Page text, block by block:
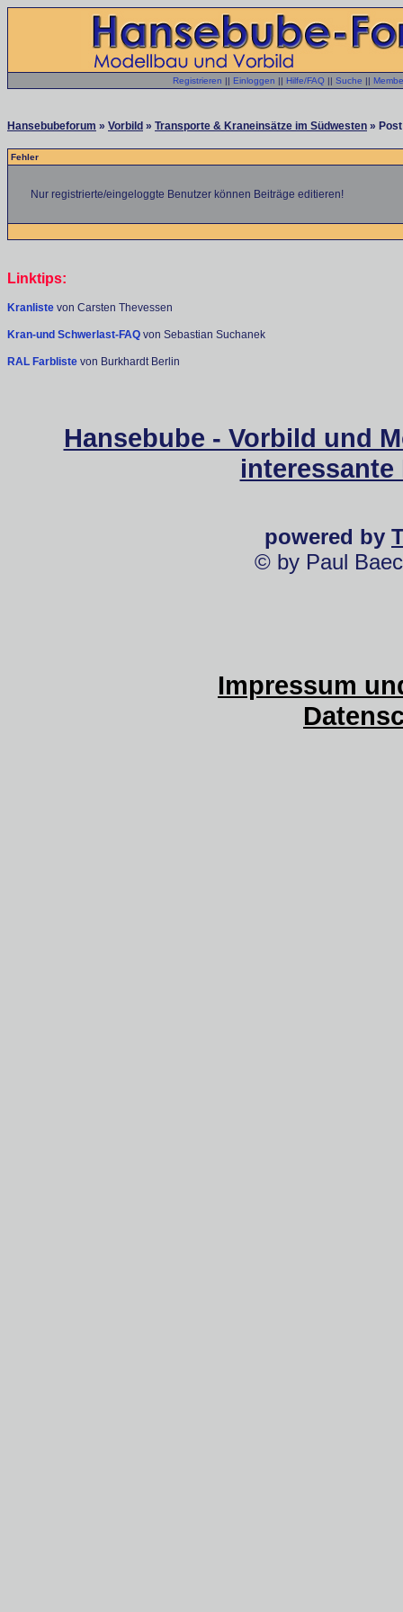
Registrieren || Einloggen || Hilfe/FAQ || Suche ||
Hansebubeforum » Vorbild » Transporte & Kraneinsätze im Südwesten »
Fehler
Nur registrierte/eingeloggte Benutzer können Beiträge editieren!
Linktips:
Kranliste von Carsten Thevessen
Kran-und Schwerlast-FAQ von Sebastian Suchanek
RAL Farbliste von Burkhardt Berlin
Hansebube - Vorbild und
powered by
© by Paul
Impressum